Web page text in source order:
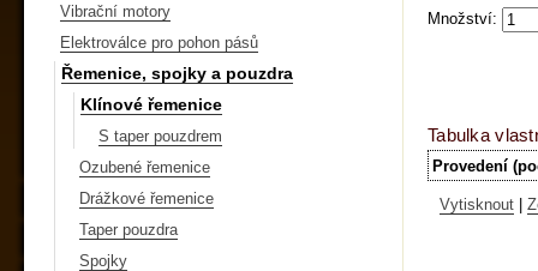
Vibrační motory
Elektroválce pro pohon pásů
Řemenice, spojky a pouzdra
Klínové řemenice
S taper pouzdrem
Ozubené řemenice
Drážkové řemenice
Taper pouzdra
Spojky
Množství:
Tabulka
Provedení
Vytisknout